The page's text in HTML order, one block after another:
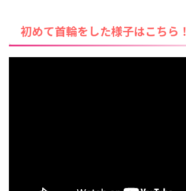
初めて首輪をした様子はこちら！